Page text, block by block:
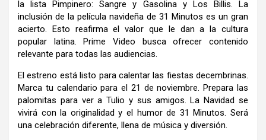
la lista Pimpinero: Sangre y Gasolina y Los Billis. La
inclusión de la película navideña de 31 Minutos es un gran
acierto. Esto reafirma el valor que le dan a la cultura
popular latina. Prime Video busca ofrecer contenido
relevante para todas las audiencias.
El estreno está listo para calentar las fiestas decembrinas.
Marca tu calendario para el 21 de noviembre. Prepara las
palomitas para ver a Tulio y sus amigos. La Navidad se
vivirá con la originalidad y el humor de 31 Minutos. Será
una celebración diferente, llena de música y diversión.